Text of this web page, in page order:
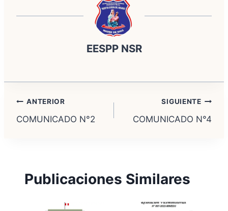
EESPP NSR
Navegación
de
ANTERIOR
COMUNICADO N°2
SIGUIENTE
COMUNICADO N°4
Publicaciones Similares